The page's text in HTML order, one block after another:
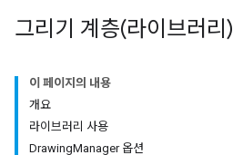
그리기 계층(라이브러리)
이 페이지의 내용
개요
라이브러리 사용
DrawingManager 옵션